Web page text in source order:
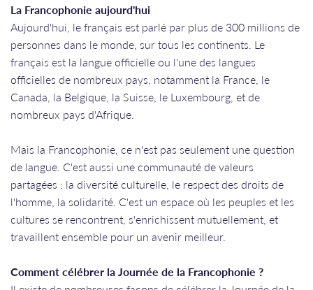
La Francophonie aujourd'hui
Aujourd'hui, le français est parlé par plus de 300 millions de
personnes dans le monde, sur tous les continents. Le
français est la langue officielle ou l'une des langues
officielles de nombreux pays, notamment la France, le
Canada, la Belgique, la Suisse, le Luxembourg, et de
nombreux pays d'Afrique.
Mais la Francophonie, ce n'est pas seulement une question
de langue. C'est aussi une communauté de valeurs
partagées : la diversité culturelle, le respect des droits de
l'homme, la solidarité. C'est un espace où les peuples et les
cultures se rencontrent, s'enrichissent mutuellement, et
travaillent ensemble pour un avenir meilleur.
Comment célébrer la Journée de la Francophonie ?